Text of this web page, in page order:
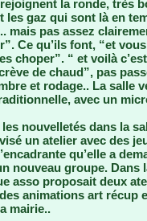
la ronde, très
les gaz qui sont là en
mais pas assez
Ce qu’ils font, “et
choper”. “ et voilà
de chaud”, pas
et rodage.. La salle
avec un
les nouvelletés dans la
un atelier avec des
qu’elle a
nouveau groupe. Dans
asso proposait deux
animations art récup
mairie..